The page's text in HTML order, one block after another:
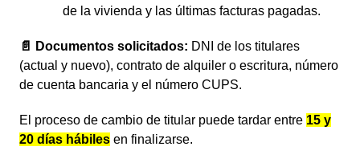
de la vivienda y las últimas facturas pagadas.
📄 Documentos solicitados: DNI de los titulares
(actual y nuevo), contrato de alquiler o escritura, número
de cuenta bancaria y el número CUPS.
El proceso de cambio de titular puede tardar entre 15 y
20 días hábiles en finalizarse.